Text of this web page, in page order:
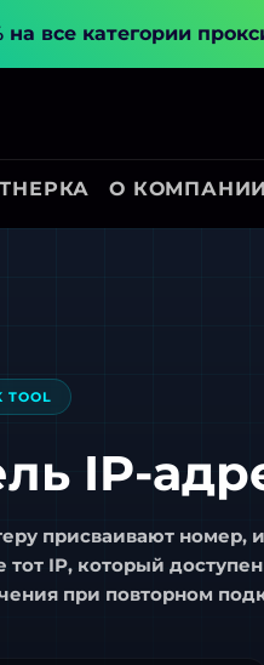
все категории
О КОМПАНИИ
TOOL
IP-
присваивают номер,
тот IP, который
при повторном